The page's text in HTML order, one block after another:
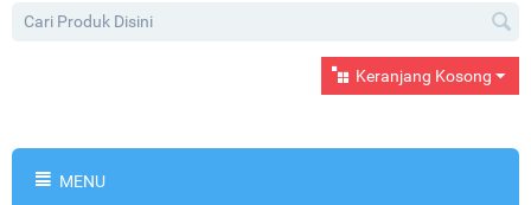
Keranjang Kosong
MENU